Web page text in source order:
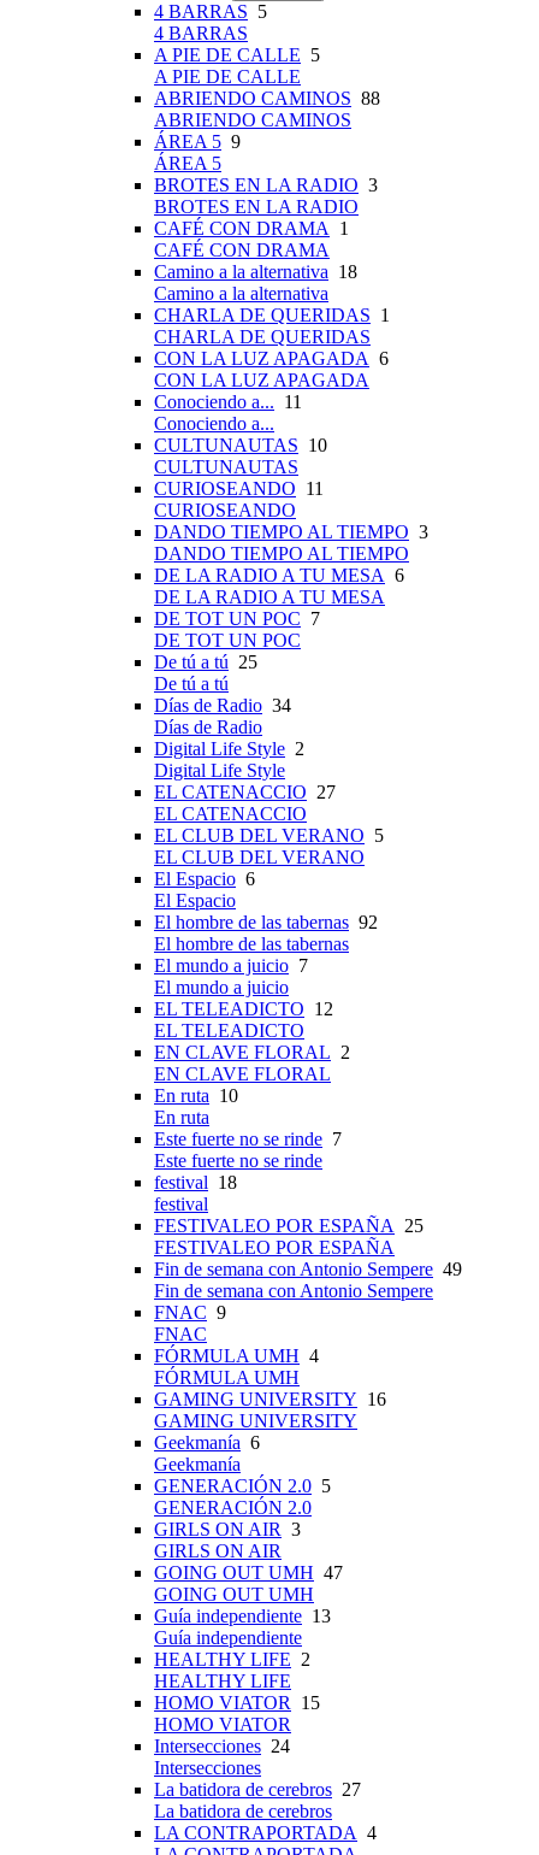
4 BARRAS 5
4 BARRAS
A PIE DE CALLE 5
A PIE DE CALLE
ABRIENDO CAMINOS 88
ABRIENDO CAMINOS
ÁREA 5 9
ÁREA 5
BROTES EN LA RADIO 3
BROTES EN LA RADIO
CAFÉ CON DRAMA
1
CAFÉ CON DRAMA
Camino a la alternativa 18
Camino a la alternativa
CHARLA DE QUERIDAS 1
CHARLA DE QUERIDAS
CON LA LUZ APAGADA 6
CON LA LUZ APAGADA
Conociendo a... 11
Conociendo a...
CULTUNAUTAS 10
CULTUNAUTAS
CURIOSEANDO 11
CURIOSEANDO
DANDO TIEMPO AL TIEMPO 3
DANDO TIEMPO AL TIEMPO
DE LA RADIO A TU MESA 6
DE LA RADIO A TU MESA
DE TOT UN POC 7
DE TOT UN POC
De tú a tú 25
De tú a tú
Días de Radio 34
Días de Radio
Digital Life Style 2
Digital Life Style
EL CATENACCIO 27
EL CATENACCIO
EL CLUB DEL VERANO 5
EL CLUB DEL VERANO
El Espacio 6
El Espacio
El hombre de las tabernas 92
El hombre de las tabernas
El mundo a juicio 7
El mundo a juicio
EL TELEADICTO 12
EL TELEADICTO
EN CLAVE FLORAL 2
EN CLAVE FLORAL
En ruta 10
En ruta
Este fuerte no se rinde 7
Este fuerte no se rinde
festival 18
festival
FESTIVALEO POR ESPAÑA
25
FESTIVALEO POR ESPAÑA
Fin de semana con Antonio Sempere 49
Fin de semana con Antonio Sempere
FNAC 9
FNAC
FÓRMULA UMH 4
FÓRMULA UMH
GAMING UNIVERSITY 16
GAMING UNIVERSITY
Geekmanía 6
Geekmanía
GENERACIÓN 2.0 5
GENERACIÓN 2.0
GIRLS ON AIR 3
GIRLS ON AIR
GOING OUT UMH 47
GOING OUT UMH
Guía independiente 13
Guía independiente
HEALTHY LIFE 2
HEALTHY LIFE
HOMO VIATOR
15
HOMO VIATOR
Intersecciones 24
Intersecciones
La batidora de cerebros 27
La batidora de cerebros
LA CONTRAPORTADA 4